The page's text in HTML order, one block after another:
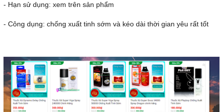
- Hạn sử dụng: xem trên sản phẩm
- Công dụng: chống xuất tinh sớm và kéo dài thời gian yêu rất tốt